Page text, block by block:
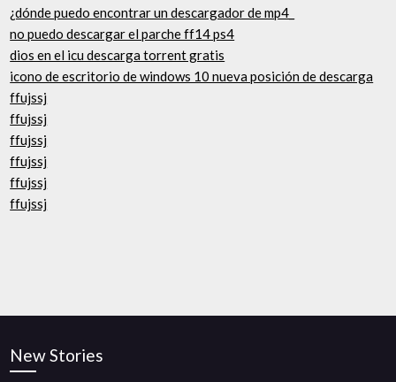
¿dónde puedo encontrar un descargador de mp4_
no puedo descargar el parche ff14 ps4
dios en el icu descarga torrent gratis
icono de escritorio de windows 10 nueva posición de descarga
ffujssj
ffujssj
ffujssj
ffujssj
ffujssj
ffujssj
New Stories